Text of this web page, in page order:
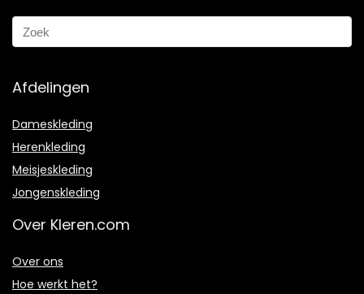
Afdelingen
Dameskleding
Herenkleding
Meisjeskleding
Jongenskleding
Over Kleren.com
Over ons
Hoe werkt het?